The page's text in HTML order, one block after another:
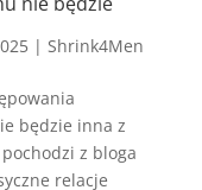
| Shrink4Men
będzie inna z
z bloga
relacje